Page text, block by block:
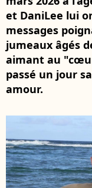
et DaniLee lui
messages
jumeaux âgés
aimant au
passé un jour
amour.